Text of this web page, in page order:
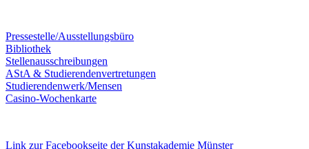
Pressestelle/Ausstellungsbüro
Bibliothek
Stellenausschreibungen
AStA & Studierendenvertretungen
Studierendenwerk/Mensen
Casino-Wochenkarte
Link zur Facebookseite der Kunstakademie Münster